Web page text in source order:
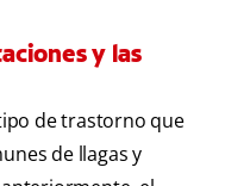
y las
de trastorno que
de llagas y